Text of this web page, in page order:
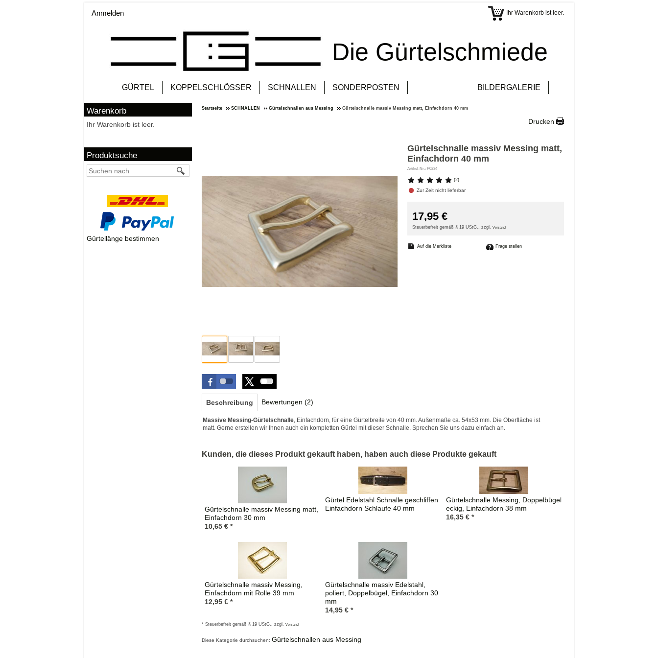
Anmelden Ihr Warenkorb ist leer.
Die Gürtelschmiede
GÜRTEL KOPPELSCHLÖSSER SCHNALLEN SONDERPOSTEN BILDERGALERIE
Warenkorb
Ihr Warenkorb ist leer.
Produktsuche
Gürtellänge bestimmen
Startseite SCHNALLEN Gürtelschnallen aus Messing Gürtelschnalle massiv Messing matt, Einfachdorn 40 mm
Drucken
Gürtelschnalle massiv Messing matt,
Einfachdorn 40 mm
Artikel-Nr.: P0234
(2)
Zur Zeit nicht lieferbar
17,95 €
Steuerbefreit gemäß § 19 UStG., zzgl. Versand
Frage stellen
Beschreibung Bewertungen (2)
Massive Messing-Gürtelschnalle, Einfachdorn, für eine Gürtelbreite von 40 mm. Außenmaße ca. 54x53 mm. Die Oberfläche ist
matt. Gerne erstellen wir Ihnen auch ein kompletten Gürtel mit dieser Schnalle. Sprechen Sie uns dazu einfach an.
Kunden, die dieses Produkt gekauft haben, haben auch diese Produkte gekauft
Gürtelschnalle massiv Messing matt,
Einfachdorn 30 mm
10,65 € *
Gürtel Edelstahl Schnalle geschliffen
Einfachdorn Schlaufe 40 mm
Gürtelschnalle Messing, Doppelbügel
eckig, Einfachdorn 38 mm
16,35 € *
Gürtelschnalle massiv Messing,
Einfachdorn mit Rolle 39 mm
12,95 € *
Gürtelschnalle massiv Edelstahl,
poliert, Doppelbügel, Einfachdorn 30
mm
14,95 € *
* Steuerbefreit gemäß § 19 UStG., zzgl. Versand
Diese Kategorie durchsuchen: Gürtelschnallen aus Messing